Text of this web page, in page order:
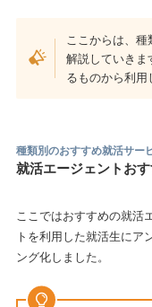
ここからは、
解説していきま
るものから利用
種類別のおすすめ就活サー
就活エージェントお
ここではおすすめの就活
トを利用した就活生にア
ング化しました。